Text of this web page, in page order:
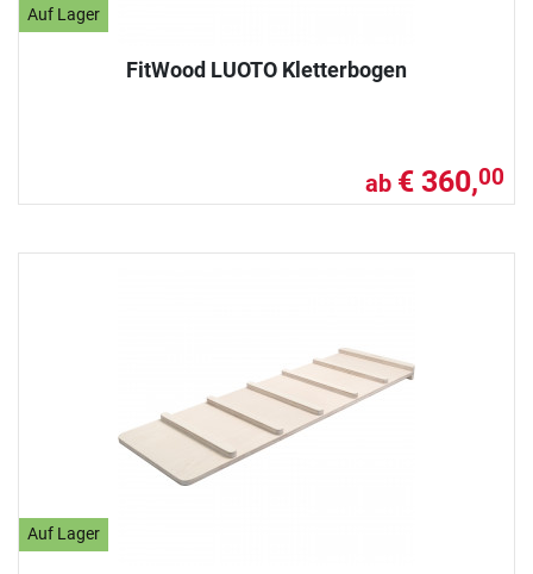
Auf Lager
FitWood LUOTO Kletterbogen
ab € 360,00
Auf Lager